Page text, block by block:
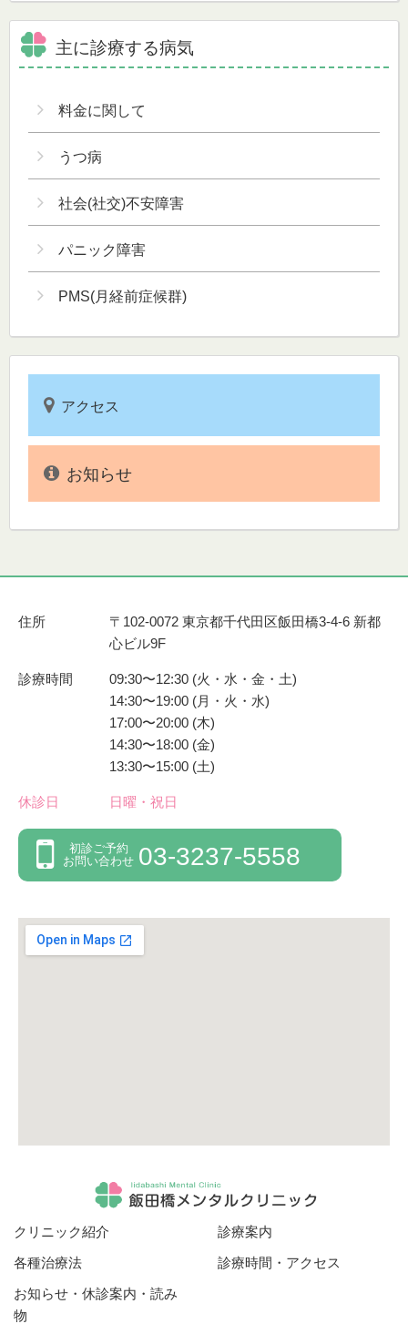
主に診療する病気
料金に関して
うつ病
社会(社交)不安障害
パニック障害
PMS(月経前症候群)
アクセス
お知らせ
住所
〒102-0072 東京都千代田区飯田橋3-4-6 新都
心ビル9F
診療時間
09:30〜12:30 (火・水・金・土)
14:30〜19:00 (月・火・水)
17:00〜20:00 (木)
14:30〜18:00 (金)
13:30〜15:00 (土)
休診日 日曜・祝日
初診ご予約
お問い合わせ 03-3237-5558
クリニック紹介
診療案内
各種治療法
診療時間・アクセス
お知らせ・休診案内・読み
物